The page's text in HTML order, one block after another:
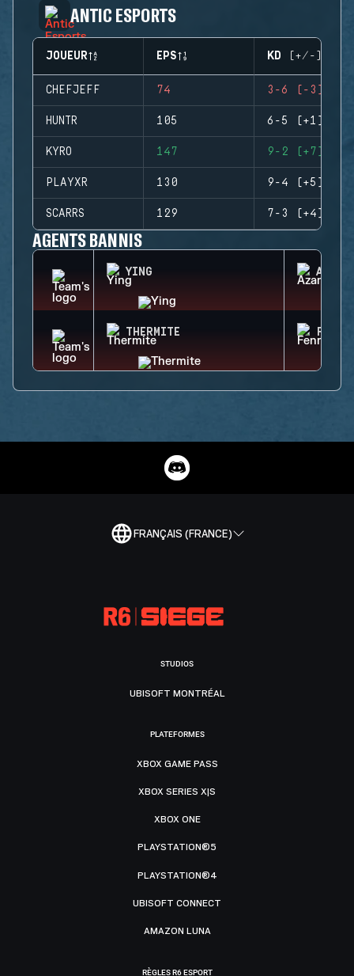
ANTIC ESPORTS
JOUEUR EPS KD (+/-)
CHEFJEFF 74 3-6 (-3)
HUNTR 105 6-5 (+1)
KYRO 147 9-2 (+7)
PLAYXR 130 9-4 (+5)
SCARRS 129 7-3 (+4)
AGENTS BANNIS
YING AZAMI
THERMITE
FRANÇAIS (FRANCE)
STUDIOS
UBISOFT MONTRÉAL
PLATEFORMES
XBOX GAME PASS
XBOX SERIES X|S
XBOX ONE
PLAYSTATION®5
PLAYSTATION®4
UBISOFT CONNECT
AMAZON LUNA
RÈGLES R6 ESPORT